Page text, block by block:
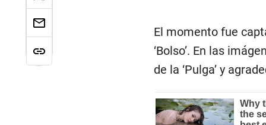
El momento fue
‘Bolso’. En las
de la ‘Pulga’ y